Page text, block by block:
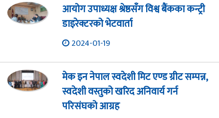
आयोग उपाध्यक्ष श्रेष्ठसँग विश्व बैंकका कन्ट्री
डाइरेक्टरको भेटवार्ता
2024-01-19
मेक इन नेपाल स्वदेशी मिट एण्ड ग्रीट सम्पन्न,
स्वदेशी वस्तुको खरिद अनिवार्य गर्न
परिसंघको आग्रह